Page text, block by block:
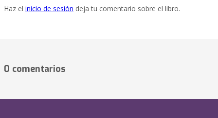
Haz el inicio de sesión deja tu comentario sobre el libro.
0 comentarios